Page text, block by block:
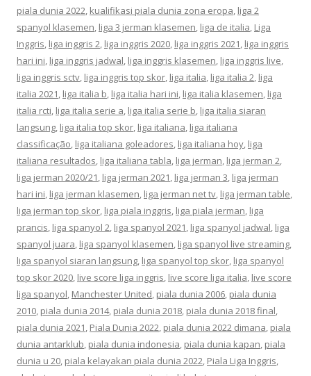
piala dunia 2022, kualifikasi piala dunia zona eropa, liga 2
spanyol klasemen, liga 3 jerman klasemen, liga de italia, Liga
Inggris, liga inggris 2, liga inggris 2020, liga inggris 2021, liga inggris
hari ini, liga inggris jadwal, liga inggris klasemen, liga inggris live,
liga inggris sctv, liga inggris top skor, liga italia, liga italia 2, liga
italia 2021, liga italia b, liga italia hari ini, liga italia klasemen, liga
italia rcti, liga italia serie a, liga italia serie b, liga italia siaran
langsung, liga italia top skor, liga italiana, liga italiana
classificação, liga italiana goleadores, liga italiana hoy, liga
italiana resultados, liga italiana tabla, liga jerman, liga jerman 2,
liga jerman 2020/21, liga jerman 2021, liga jerman 3, liga jerman
hari ini, liga jerman klasemen, liga jerman net tv, liga jerman table,
liga jerman top skor, liga piala inggris, liga piala jerman, liga
prancis, liga spanyol 2, liga spanyol 2021, liga spanyol jadwal, liga
spanyol juara, liga spanyol klasemen, liga spanyol live streaming,
liga spanyol siaran langsung, liga spanyol top skor, liga spanyol
top skor 2020, live score liga inggris, live score liga italia, live score
liga spanyol, Manchester United, piala dunia 2006, piala dunia
2010, piala dunia 2014, piala dunia 2018, piala dunia 2018 final,
piala dunia 2021, Piala Dunia 2022, piala dunia 2022 dimana, piala
dunia antarklub, piala dunia indonesia, piala dunia kapan, piala
dunia u 20, piala kelayakan piala dunia 2022, Piala Liga Inggris,